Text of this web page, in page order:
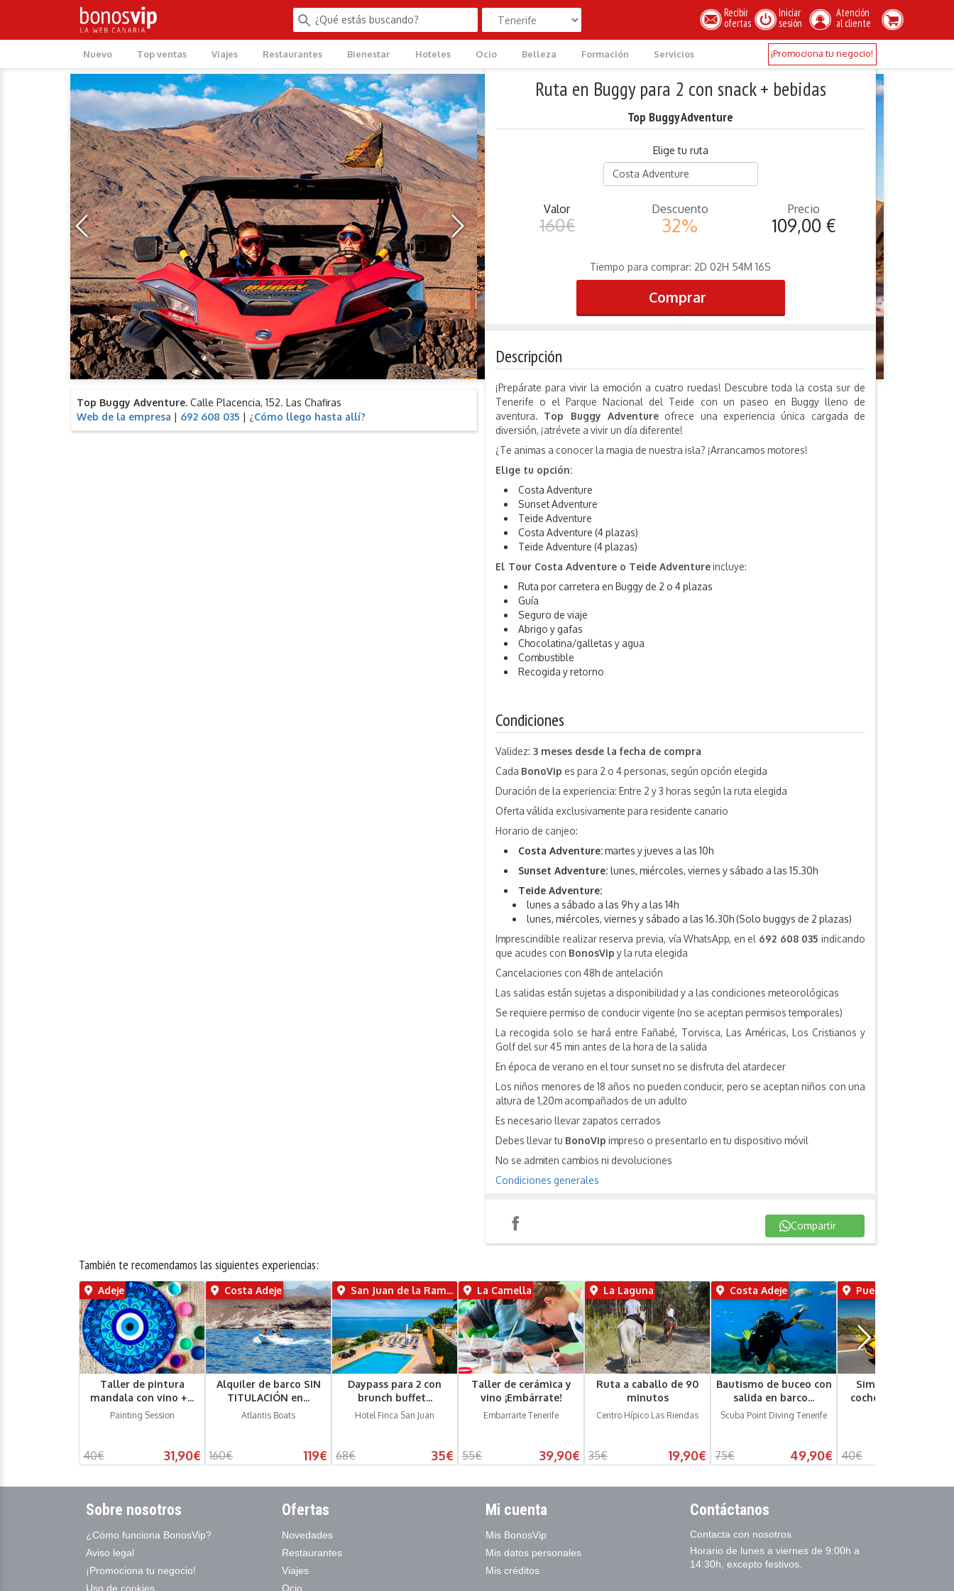
Recibir
ofertas
Iniciar
sesión
Atención
al cliente
Nuevo Top ventas Viajes Restaurantes Bienestar Hoteles Ocio Belleza Formación Servicios ¡Promociona tu negocio!
‹ ›
Top Buggy Adventure. Calle Placencia, 152. Las Chafiras
Web de la empresa | 692 608 035 | ¿Cómo llego hasta allí?
Ruta en Buggy para 2 con snack + bebidas
Top Buggy Adventure
Elige tu ruta
Valor
160€
Descuento
32%
Precio
109,00 €
Tiempo para comprar: 2D 02H 54M 16S
Comprar
Descripción
¡Prepárate para vivir la emoción a cuatro ruedas! Descubre toda la costa sur de
Tenerife o el Parque Nacional del Teide con un paseo en Buggy lleno de
aventura. Top Buggy Adventure ofrece una experiencia única cargada de
diversión, ¡atrévete a vivir un día diferente!
¿Te animas a conocer la magia de nuestra isla? ¡Arrancamos motores!
Elige tu opción:
Costa Adventure
Sunset Adventure
Teide Adventure
Costa Adventure (4 plazas)
Teide Adventure (4 plazas)
El Tour Costa Adventure o Teide Adventureincluye:
Ruta por carretera en Buggy de 2 o 4 plazas
Guía
Seguro de viaje
Abrigo y gafas
Chocolatina/galletas y agua
Combustible
Recogida y retorno
Condiciones
Validez: 3 meses desde la fecha de compra
Cada BonoVip es para 2 o 4 personas, según opción elegida
Duración de la experiencia: Entre 2 y 3 horas según la ruta elegida
Oferta válida exclusivamente para residente canario
Horario de canjeo:
Costa Adventure:martes y jueves a las 10h
Sunset Adventure: lunes, miércoles, viernes y sábado a las 15.30h
Teide Adventure:
lunes a sábado a las 9h y a las 14h
lunes, miércoles, viernes y sábado a las 16.30h (Solo buggys de 2 plazas)
Imprescindible realizar reserva previa, vía WhatsApp, en el 692 608 035 indicando
que acudes con BonosVip y la ruta elegida
Cancelaciones con 48h de antelación
Las salidas están sujetas a disponibilidad y a las condiciones meteorológicas
Se requiere permiso de conducir vigente (no se aceptan permisos temporales)
La recogida solo se hará entre Fañabé, Torvisca, Las Américas, Los Cristianos y
Golf del sur 45 min antes de la hora de la salida
En época de verano en el tour sunset no se disfruta del atardecer
Los niños menores de 18 años no pueden conducir, pero se aceptan niños con una
altura de 1,20m acompañados de un adulto
Es necesario llevar zapatos cerrados
Debes llevar tu BonoVip impreso o presentarlo en tu dispositivo móvil
No se admiten cambios ni devoluciones
Condiciones generales
Compartir
También te recomendamos las siguientes experiencias:
Adeje
Taller de pintura
mandala con vino +...
Painting Session
40€ 31,90€
Costa Adeje
Alquiler de barco SIN
TITULACIÓN en...
Atlantis Boats
160€ 119€
San Juan de la Rambla
Daypass para 2 con
brunch buffet...
Hotel Finca San Juan
68€ 35€
La Camella
Taller de cerámica y
vino ¡Embárrate!
Embarrarte Tenerife
55€ 39,90€
La Laguna
Ruta a caballo de 90
minutos
Centro Hípico Las Riendas
35€ 19,90€
Costa Adeje
Bautismo de buceo con
salida en barco...
Scuba Point Diving Tenerife
75€ 49,90€
Puerto de la Cruz
Simulador con un
coche legendario +...
40€
Sobre nosotros
¿Cómo funciona BonosVip?
Aviso legal
¡Promociona tu negocio!
Uso de cookies
Ofertas
Novedades
Restaurantes
Viajes
Ocio
Mi cuenta
Mis BonosVip
Mis datos personales
Mis créditos
Contáctanos
Contacta con nosotros
Horario de lunes a viernes de 9:00h a
14:30h, excepto festivos.